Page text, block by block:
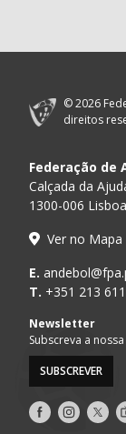
© 2026
direitos
Federação de
Calçada da
1300-006 Lisboa
Ver no Mapa
E.
T. +351 213
Newsletter
Subscreva a
SUBSCREVER
Siga- Siga- Siga-